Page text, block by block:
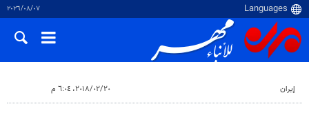
٠٧‏/٠٨‏/٢٠٢٦
إيران ٢٠‏/٠٢‏/٢٠١٨، ٦:٠٤ م